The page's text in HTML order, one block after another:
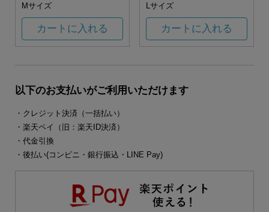
Mサイズ
カートに入れる
Lサイズ
カートに入れる
以下のお支払いがご利用いただけます
・クレジット決済（一括払い）
・楽天ペイ（旧：楽天ID決済）
・代金引換
・後払い(コンビニ・銀行振込・LINE Pay)